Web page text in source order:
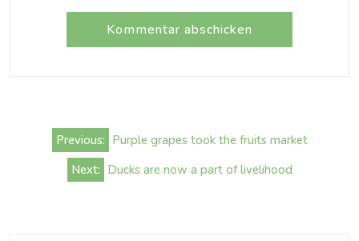
Beitrags-
Navigation
Previous: Purple grapes took the fruits market
Next: Ducks are now a part of livelihood